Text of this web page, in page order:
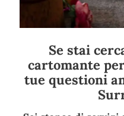
Se stai
cartomante
tue questioni